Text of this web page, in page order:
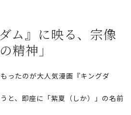
ム』に映る、 宗像
精神」
ったのが大人気漫画『キングダ
と、即座に「紫夏（しか）」の名前